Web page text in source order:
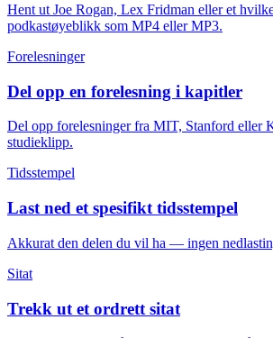
Hent ut Joe Rogan, Lex Fridman eller et
podkastøyeblikk som MP4 eller MP3.
Forelesninger
Del opp en forelesning i kapitler
Del opp forelesninger fra MIT, Stanford eller
studieklipp.
Tidsstempel
Last ned et spesifikt tidsstempel
Akkurat den delen du vil ha — ingen
Sitat
Trekk ut et ordrett sitat